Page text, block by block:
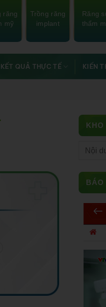
răng
mỹ
Trồng răng
implant
Răng
thẩm
KẾT QUẢ THỰC TẾ KIẾN
KHO
BÁO